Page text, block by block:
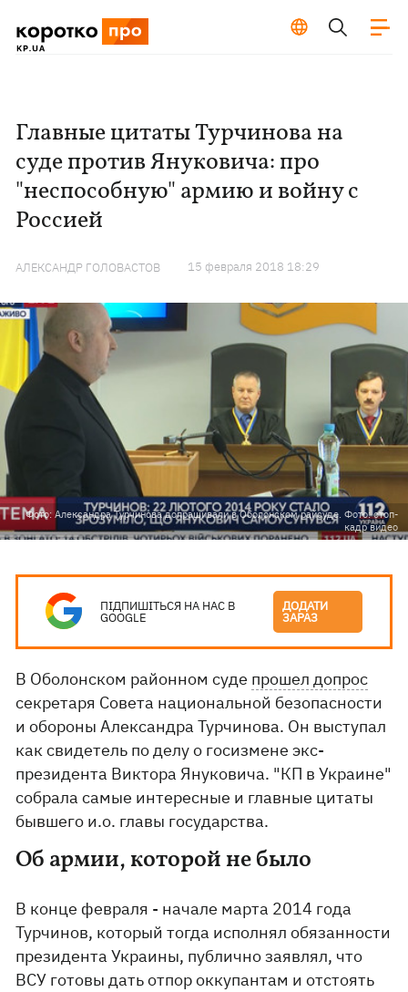
Главные цитаты Турчинова на
суде против Януковича: про
"неспособную" армию и войну с
Россией
АЛЕКСАНДР ГОЛОВАСТОВ 15 февраля 2018 18:29
Фото: Александра Турчинова допрашивали в Оболонском райсуде. Фото: стоп-
кадр видео
ПІДПИШІТЬСЯ НА НАС В
GOOGLE
ДОДАТИ
ЗАРАЗ
В Оболонском районном суде прошел допрос
секретаря Совета национальной безопасности
и обороны Александра Турчинова. Он выступал
как свидетель по делу о госизмене экс-
президента Виктора Януковича. "КП в Украине"
собрала самые интересные и главные цитаты
бывшего и.о. главы государства.
Об армии, которой не было
В конце февраля - начале марта 2014 года
Турчинов, который тогда исполнял обязанности
президента Украины, публично заявлял, что
ВСУ готовы дать отпор оккупантам и отстоять